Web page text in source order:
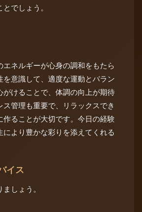
でしょう。
エネルギーが心身の調和をもたら
を意識して、適度な運動とバラン
がけることで、体調の向上が期待
ス管理も重要で、リラックスでき
作ることが大切です。今日の経験
により豊かな彩りを添えてくれる
イス
しょう。